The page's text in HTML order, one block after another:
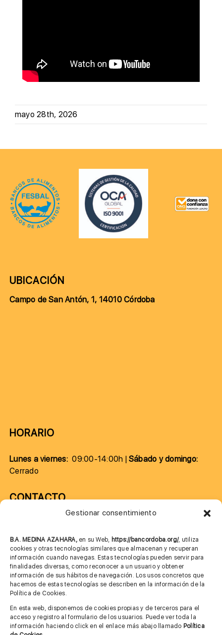
Gestionar consentimiento
B.A. MEDINA AZAHARA, en su Web, https://bancordoba.org/, utiliza
cookies y otras tecnologías similares que almacenan y recuperan
información cuando navegas. Estas tecnologías pueden servir para
finalidades diversas, como reconocer a un usuario y obtener
información de sus hábitos de navegación. Los usos concretos que
hacemos de estas tecnologías se describen en la información de la
Política de Cookies.
En esta web, disponemos de cookies propias y de terceros para el
acceso y registro al formulario de los usuarios. Puede ver toda la
información haciendo click en el enlace más abajo llamado Política
mayo 28th, 2026
UBICACIÓN
Campo de San Antón, 1, 14010 Córdoba
HORARIO
Lunes a viernes:09:00-14:00h |Sábado y domingo:
Cerrado
CONTACTO
685 901 226
MÁS INFORMACIÓN
Aviso legal